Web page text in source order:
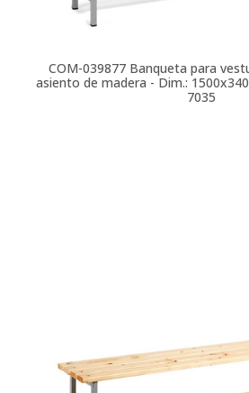
COM-039877 Banqueta para
asiento de madera - Dim.:
7035